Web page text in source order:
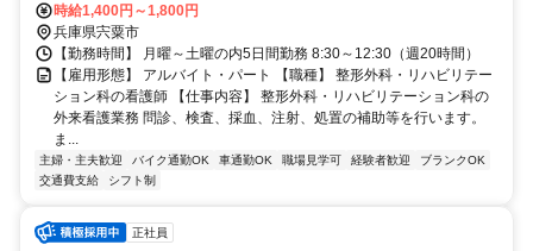
新線「千本駅」より車で21分程度 JR播但線「溝口駅」より車で26分
程度 〇車・マイカー通勤OK（無料駐車場あり）
時給1,400円～1,800円
兵庫県宍粟市
【勤務時間】 月曜～土曜の内5日間勤務 8:30～12:30（週20時間）
【雇用形態】 アルバイト・パート 【職種】 整形外科・リハビリテー
ション科の看護師 【仕事内容】 整形外科・リハビリテーション科の
外来看護業務 問診、検査、採血、注射、処置の補助等を行います。
ま...
主婦・主夫歓迎 バイク通勤OK 車通勤OK 職場見学可 経験者歓迎
ブランクOK
交通費支給
シフト制
正社員